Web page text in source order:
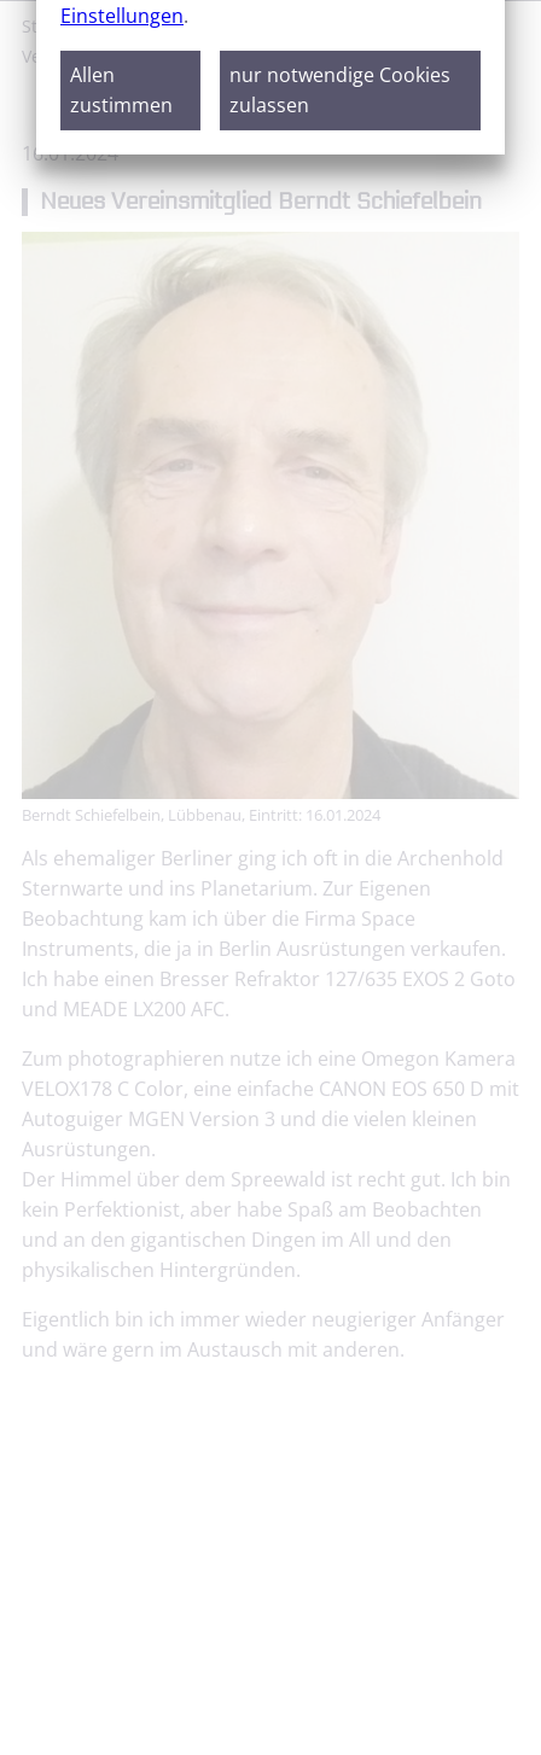
Start News Sternfreunde Aktuell
Vereinsmitglied Berndt Schiefelbein
16.01.2024
Neues Vereinsmitglied Berndt Schiefelbein
Berndt Schiefelbein, Lübbenau, Eintritt: 16.01.2024
Als ehemaliger Berliner ging ich oft in die Archenhold
Sternwarte und ins Planetarium. Zur Eigenen
Beobachtung kam ich über die Firma Space
Instruments, die ja in Berlin Ausrüstungen verkaufen.
Ich habe einen Bresser Refraktor 127/635 EXOS 2 Goto
und MEADE LX200 AFC.
Zum photographieren nutze ich eine Omegon Kamera
VELOX178 C Color, eine einfache CANON EOS 650 D mit
Autoguiger MGEN Version 3 und die vielen kleinen
Ausrüstungen.
Der Himmel über dem Spreewald ist recht gut. Ich bin
kein Perfektionist, aber habe Spaß am Beobachten
und an den gigantischen Dingen im All und den
physikalischen Hintergründen.
Eigentlich bin ich immer wieder neugieriger Anfänger
und wäre gern im Austausch mit anderen.
Einstellungen.
Allen
zustimmen
nur notwendige Cookies
zulassen